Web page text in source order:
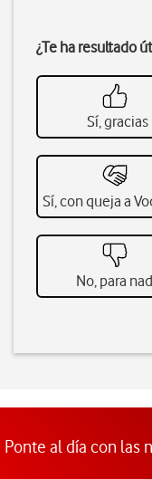
¿Te ha resultado
Sí, gracias
Sí, con queja a
No, para
Ponte al día con las